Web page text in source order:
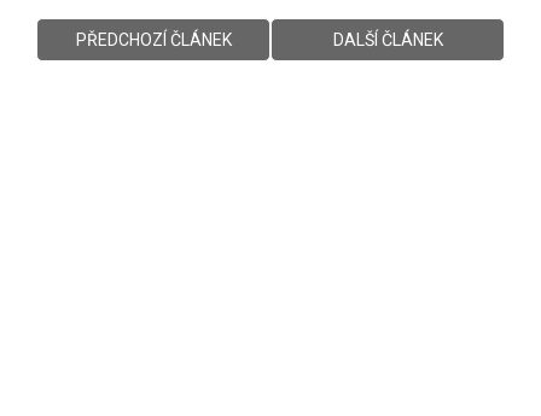
PŘEDCHOZÍ ČLÁNEK DALŠÍ ČLÁNEK